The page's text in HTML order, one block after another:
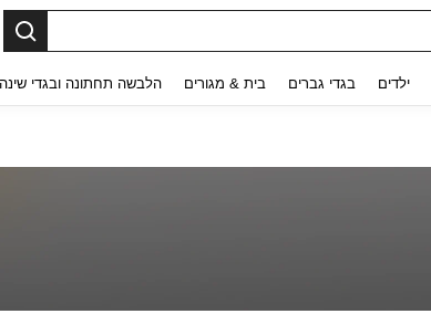
ילדים בגדי גברים בית & מגורים הלבשה תחתונה ובגדי שינה